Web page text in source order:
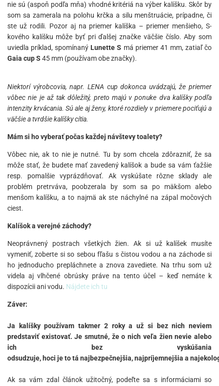
nie sú (aspoň podľa mňa) vhodné kritériá na výber kalíšku. Skôr by
som sa zamerala na polohu krčka a silu menštruácie, prípadne, či
ste už rodili. Pozor aj na priemer kalíška – priemer menšieho, S-
kového kalíšku môže byť pri ďalšej značke väčšie číslo. Aby som
uviedla príklad, spomínaný Lunette S má priemer 41 mm, zatiaľ čo
Gaia cup S 45 mm (používam obe značky).
Niektorí výrobcovia, napr. LENA cup dokonca uvádzajú, že priemer
vôbec nie je až tak dôležitý, preto majú v ponuke dva kalíšky podľa
intenzity krvácania. Sú ale aj ženy, ktoré rozdiely v priemere pociťujú a
väčšie a tvrdšie kalíšky cítia.
Mám si ho vyberať počas každej návštevy toalety?
Vôbec nie, ak to nie je nutné. Tu by som chcela zdôrazniť, že sa
môže stať, že budete mať zavedený kalíšok a bude sa vám ťažšie
resp. pomalšie vyprázdňovať. Ak vyskúšate rôzne sklady ale
problém pretrváva, poobzerala by som sa po mäkšom alebo
menšom kalíšku, a to najmä ak ste náchylné na zápal močových
ciest.
Kalíšok a verejné záchody?
Neoprávnený postrach všetkých žien. Ak si už kalíšek musíte
vymeniť, zoberte si so sebou fľašu s čistou vodou a na záchode si
ho jednoducho prepláchnete a znova zavediete. Na trhu som už
videla aj vlhčené obrúsky práve na tento účel – keď nemáte k
dispozícii ani vodu. Nájdete ich tu
Záver:
Ja kalíšky používam takmer 2 roky a už si bez nich neviem
predstaviť existovať. Je smutné, že o nich veľa žien nevie alebo
ich bez vyskúšania
odsudzuje, hoci je to tá najbezpečnejšia, najpríjemnejšia a
Ak sa vám zdal článok užitočný, podeľte sa s informáciami so